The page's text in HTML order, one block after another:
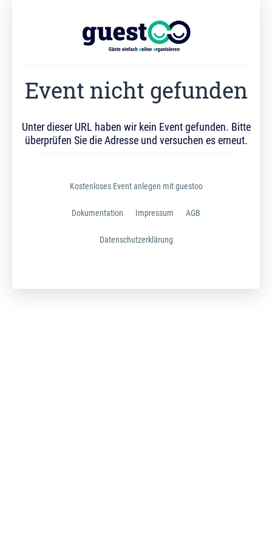
Event nicht gefunden
Unter dieser URL haben wir kein Event gefunden. Bitte
überprüfen Sie die Adresse und versuchen es erneut.
Kostenloses Event anlegen mit guestoo
Dokumentation Impressum AGB
Datenschutzerklärung